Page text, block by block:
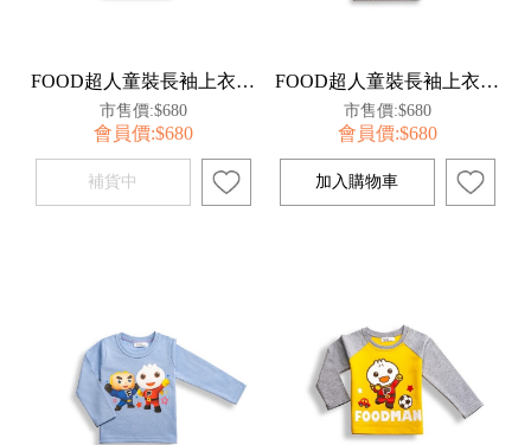
FOOD超人童裝長袖上衣110-黃(足球)【百事特】
市售價:$680
會員價:$680
FOOD超人童裝長袖上衣100-灰(太空人)【百事特】
市售價:$680
會員價:$680